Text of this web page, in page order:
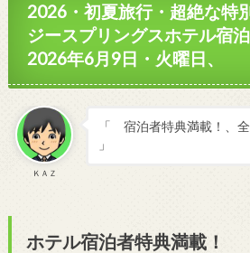
2026・初夏旅行・超絶な特
ジースプリングスホテル宿
2026年6月9日・火曜日、
ＫＡＺ
「 宿泊者特典満載！、
」
ホテル宿泊者特典満載！